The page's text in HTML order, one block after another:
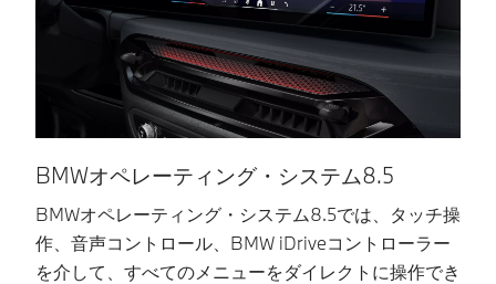
BMWオペレーティング・システム8.5
BMWオペレーティング・システム8.5では、タッチ操
作、音声コントロール、BMW iDriveコントローラー
を介して、すべてのメニューをダイレクトに操作でき